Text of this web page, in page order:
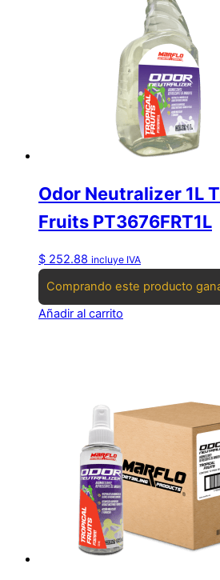
Odor Neutralizer 1L
Fruits PT3676FRT1L
$ 252.88 incluye IVA
Comprando este producto
Añadir al carrito